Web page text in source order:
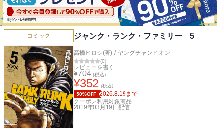
コミック ジャンク・ランク・ファミリー 5
高橋ヒロシ(著) / ヤングチャンピオン
(0)
レビューを書く
¥704 (税込)
¥352 (税込)
50%OFF 2026.8.19まで
クーポン利用対象商品
2019年03月19日 配信